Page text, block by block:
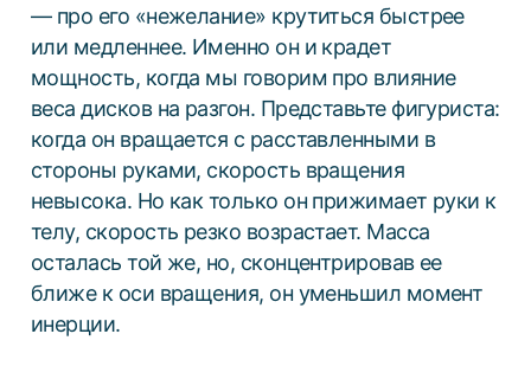
— про его «нежелание» крутиться быстрее
или медленнее. Именно он и крадет
мощность, когда мы говорим про влияние
веса дисков на разгон. Представьте фигуриста:
когда он вращается с расставленными в
стороны руками, скорость вращения
невысока. Но как только он прижимает руки к
телу, скорость резко возрастает. Масса
осталась той же, но, сконцентрировав ее
ближе к оси вращения, он уменьшил момент
инерции.